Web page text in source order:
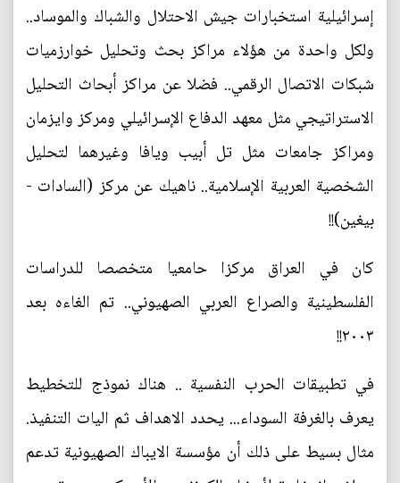
إسرائيلية استخبارات جيش الاحتلال والشباك والموساد..
ولكل واحدة من هؤلاء مراكز بحث وتحليل خوارزميات
شبكات الاتصال الرقمي.. فضلا عن مراكز أبحاث التحليل
الاستراتيجي مثل معهد الدفاع الإسرائيلي ومركز وايزمان
ومراكز جامعات مثل تل أبيب ويافا وغيرهما لتحليل
الشخصية العربية الإسلامية.. ناهيك عن مركز (السادات -
بيغين)!!
كان في العراق مركزا حامعيا متخصصا للدراسات
الفلسطينية والصراع العربي الصهيوني.. تم الغاءه بعد
٢٠٠٣!!
في تطبيقات الحرب النفسية .. هناك نموذج للتخطيط
يعرف بالغرفة السوداء... يحدد الاهداف ثم اليات التنفيذ.
مثال بسيط على ذلك أن مؤسسة الايباك الصهيونية تدعم